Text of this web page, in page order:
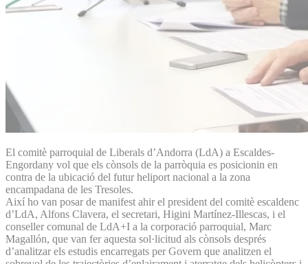
El comitè parroquial de Liberals d’Andorra (LdA) a Escaldes-
Engordany vol que els cònsols de la parròquia es posicionin en
contra de la ubicació del futur heliport nacional a la zona
encampadana de les Tresoles.
Així ho van posar de manifest ahir el president del comitè escaldenc
d’LdA, Alfons Clavera, el secretari, Higini Martínez-Illescas, i el
conseller comunal de LdA+I a la corporació parroquial, Marc
Magallón, que van fer aquesta sol·licitud als cònsols després
d’analitzar els estudis encarregats per Govern que analitzen el